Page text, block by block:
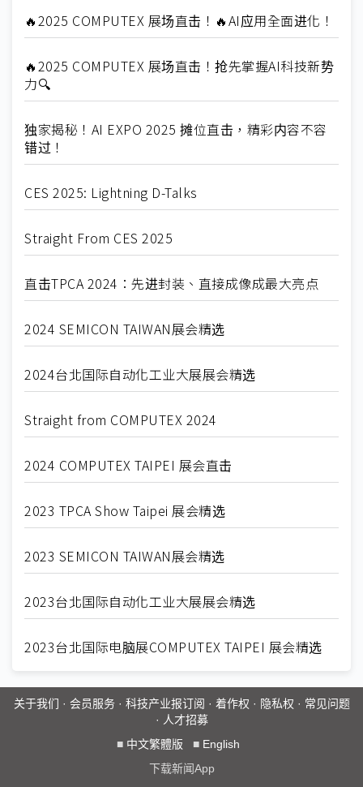
🔥2025 COMPUTEX 展场直击！🔥AI应用全面进化！
🔥2025 COMPUTEX 展场直击！抢先掌握AI科技新势
力🔍
独家揭秘！AI EXPO 2025 摊位直击，精彩内容不容
错过！
CES 2025: Lightning D-Talks
Straight From CES 2025
直击TPCA 2024：先进封装、直接成像成最大亮点
2024 SEMICON TAIWAN展会精选
2024台北国际自动化工业大展展会精选
Straight from COMPUTEX 2024
2024 COMPUTEX TAIPEI 展会直击
2023 TPCA Show Taipei 展会精选
2023 SEMICON TAIWAN展会精选
2023台北国际自动化工业大展展会精选
2023台北国际电脑展COMPUTEX TAIPEI 展会精选
关于我们 · 会员服务· 科技产业报订阅 · 着作权 · 隐私权 · 常见问题
· 人才招募
■ 中文繁體版 ■ English
下载新闻App